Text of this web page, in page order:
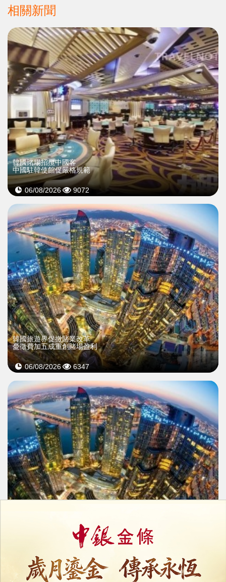
相關新聞
韓國賭場招攬中國客
中國駐韓使館促嚴格規範
06/08/2026 9072
韓國旅遊界促撤賭業改革
憂徵費加五成重創賭場盈利
06/08/2026 6347
憂徵費加五成重創賭場盈利
6055